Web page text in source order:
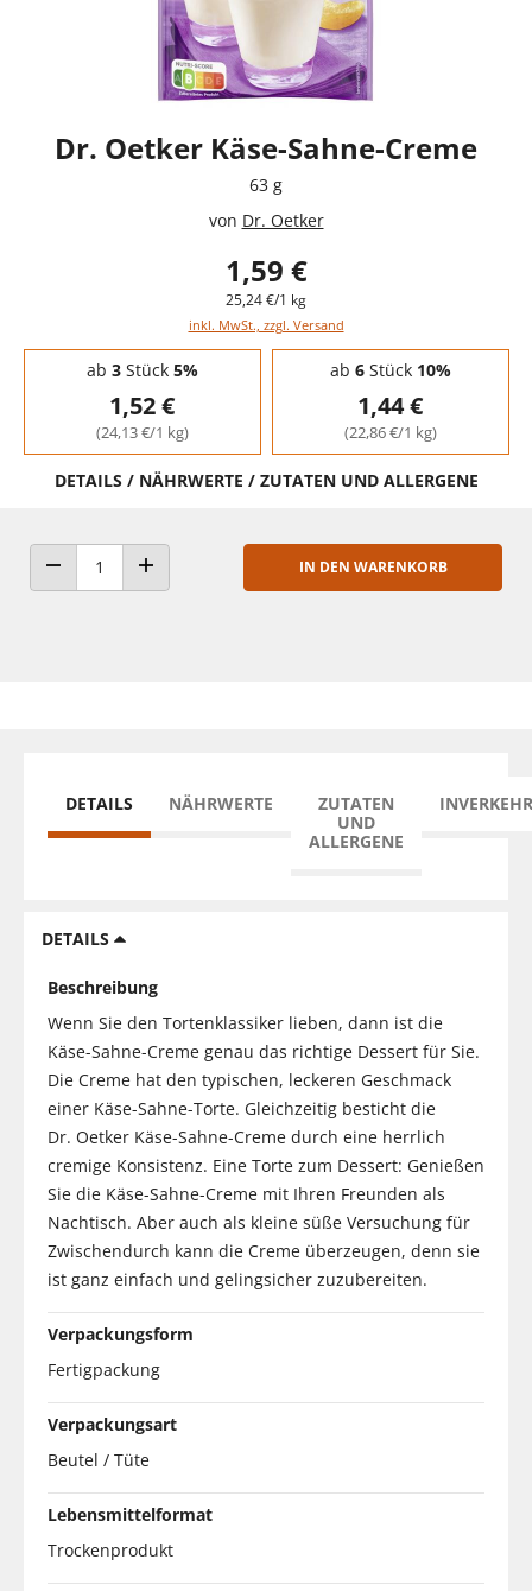
Dr. Oetker Käse-Sahne-Creme
63 g
von Dr. Oetker
1,59 €
25,24 €/1 kg
inkl. MwSt., zzgl. Versand
Staffelpreise - Mengenrabatt
ab 3Stück 5%
1,52 €
(24,13 €/1 kg)
ab 6Stück 10%
1,44 €
(22,86 €/1 kg)
DETAILS / NÄHRWERTE / ZUTATEN UND ALLERGENE
ANZAHL VERRINGERNANZAHL ERHÖHEN
IN DEN WARENKORB
DETAILS NÄHRWERTE
ZUTATEN
UND
ALLERGENE
DETAILS
Beschreibung
Wenn Sie den Tortenklassiker lieben, dann ist die
Käse-Sahne-Creme genau das richtige Dessert für Sie.
Die Creme hat den typischen, leckeren Geschmack
einer Käse-Sahne-Torte. Gleichzeitig besticht die
Dr. Oetker Käse-Sahne-Creme durch eine herrlich
cremige Konsistenz. Eine Torte zum Dessert: Genießen
Sie die Käse-Sahne-Creme mit Ihren Freunden als
Nachtisch. Aber auch als kleine süße Versuchung für
Zwischendurch kann die Creme überzeugen, denn sie
ist ganz einfach und gelingsicher zuzubereiten.
Verpackungsform
Fertigpackung
Verpackungsart
Beutel / Tüte
Lebensmittelformat
Trockenprodukt